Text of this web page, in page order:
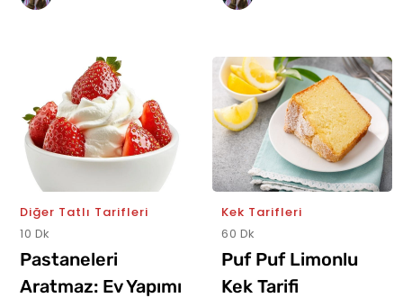
Diğer Tatlı Tarifleri
10 Dk
Pastaneleri
Aratmaz: Ev Yapımı
Kek Tarifleri
60 Dk
Puf Puf Limonlu
Kek Tarifi